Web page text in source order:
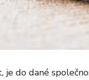
je do dané